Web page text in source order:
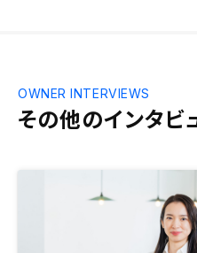
その他のインタビ
OWNER INTERVIEWS